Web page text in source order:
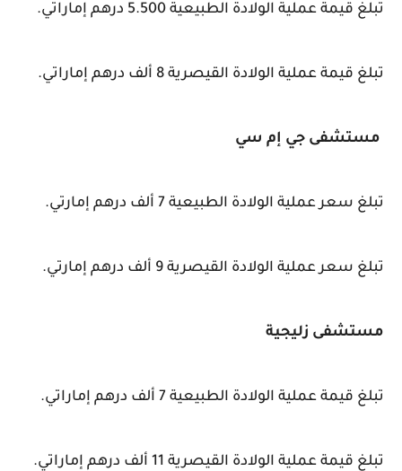
تبلغ قيمة عملية الولادة الطبيعية 5.500 درهم إماراتي.
تبلغ قيمة عملية الولادة القيصرية 8 ألف درهم إماراتي.
مستشفى جي إم سي
تبلغ سعر عملية الولادة الطبيعية 7 ألف درهم إمارتي.
تبلغ سعر عملية الولادة القيصرية 9 ألف درهم إمارتي.
مستشفى زليجية
تبلغ قيمة عملية الولادة الطبيعية 7 ألف درهم إماراتي.
تبلغ قيمة عملية الولادة القيصرية 11 ألف درهم إماراتي.